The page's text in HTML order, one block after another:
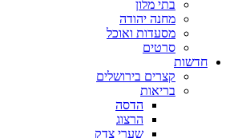
בתי מלון
מחנה יהודה
מסעדות ואוכל
סרטים
חדשות
קצרים בירושלים
בריאות
הדסה
הרצוג
שערי צדק